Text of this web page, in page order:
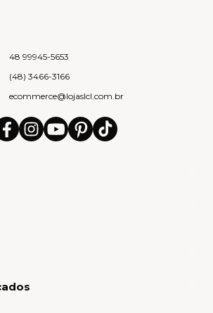
48 99945-5653
(48) 3466-3166
ecommerce@lojaslcl.com.br